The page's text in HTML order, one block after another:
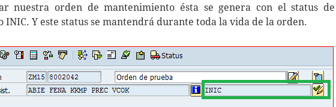
nuestra orden de mantenimiento ésta se genera con el status de
INIC. Y este status se mantendrá durante toda la vida de la orden.